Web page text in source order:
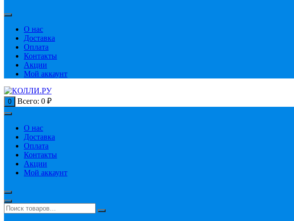
О нас
Доставка
Оплата
Контакты
Акции
Мой аккаунт
0 Всего: 0 ₽
О нас
Доставка
Оплата
Контакты
Акции
Мой аккаунт